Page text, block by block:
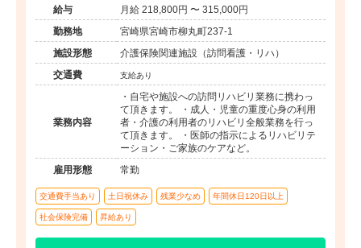
給与
月給 218,800円 〜 315,000円
勤務地
宮崎県宮崎市柳丸町237-1
施設形態
介護保険関連施設（訪問看護・リハ）
交通費
支給あり
業務内容
・自宅や施設への訪問リハビリ業務に携わっ
て頂きます。 ・成人・児童の重度心身の利用
者・介護の利用者のリハビリ全般業務を行っ
て頂きます。 ・医師の指示によるリハビリテ
ーション・ご家族のケアなど。
雇用形態
常勤
交通費手当あり 土日祝休み 残業少なめ 年間休日120日以上
社会保険完備 昇給あり